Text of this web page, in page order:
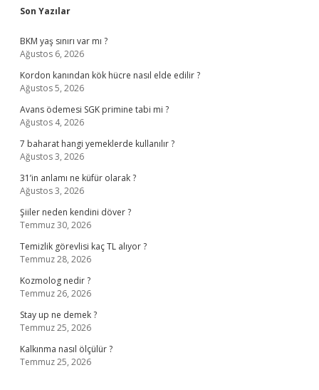
Sidebar
Son Yazılar
BKM yaş sınırı var mı ?
Ağustos 6, 2026
Kordon kanından kök hücre nasıl elde edilir ?
Ağustos 5, 2026
Avans ödemesi SGK primine tabi mi ?
Ağustos 4, 2026
7 baharat hangi yemeklerde kullanılır ?
Ağustos 3, 2026
31’in anlamı ne küfür olarak ?
Ağustos 3, 2026
Şiiler neden kendini döver ?
Temmuz 30, 2026
Temizlik görevlisi kaç TL alıyor ?
Temmuz 28, 2026
Kozmolog nedir ?
Temmuz 26, 2026
Stay up ne demek ?
Temmuz 25, 2026
Kalkınma nasıl ölçülür ?
Temmuz 25, 2026